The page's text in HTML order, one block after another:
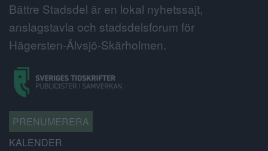
Bättre Stadsdel är en lokal nyhetssajt,
anslagstavla och stadsdelsforum för
Hägersten-Älvsjö-Skärholmen.
PRENUMERERA
KALENDER